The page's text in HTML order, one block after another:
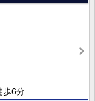
歩6分